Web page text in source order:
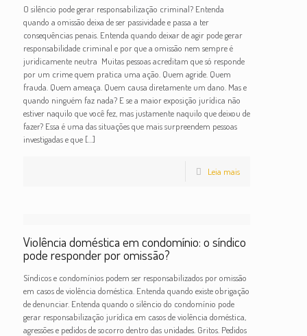
O silêncio pode gerar responsabilização criminal? Entenda
quando a omissão deixa de ser passividade e passa a ter
consequências penais. Entenda quando deixar de agir pode gerar
responsabilidade criminal e por que a omissão nem sempre é
juridicamente neutra Muitas pessoas acreditam que só responde
por um crime quem pratica uma ação. Quem agride. Quem
frauda. Quem ameaça. Quem causa diretamente um dano. Mas e
quando ninguém faz nada? E se a maior exposição jurídica não
estiver naquilo que você fez, mas justamente naquilo que deixou de
fazer? Essa é uma das situações que mais surpreendem pessoas
investigadas e que[…]
Leia mais
Violência doméstica em condomínio: o síndico
pode responder por omissão?
Síndicos e condomínios podem ser responsabilizados por omissão
em casos de violência doméstica. Entenda quando existe obrigação
de denunciar. Entenda quando o silêncio do condomínio pode
gerar responsabilização jurídica em casos de violência doméstica,
agressões e pedidos de socorro dentro das unidades. Gritos. Pedidos